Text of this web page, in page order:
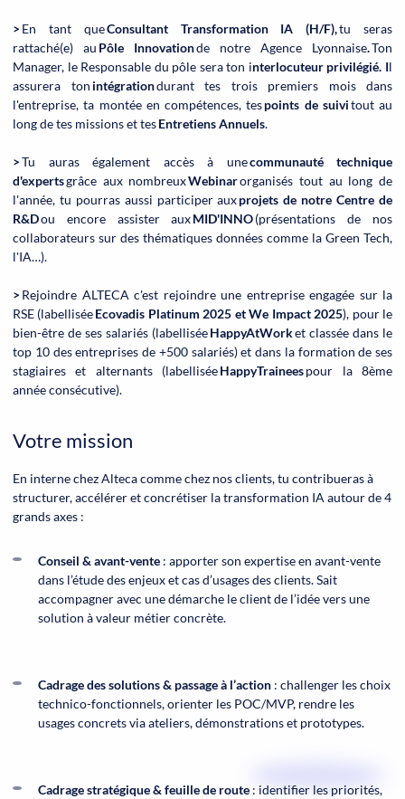
>En tant queConsultant Transformation IA (H/F),tu seras
rattaché(e) au Pôle Innovationde notre Agence Lyonnaise.Ton
Manager, le Responsable du pôle sera ton interlocuteur privilégié. Il
assurera ton intégrationdurant tes trois premiers mois dans
l'entreprise, ta montée en compétences, tespoints de suivitout au
long de tes missions et tesEntretiens Annuels.
>Tu auras également accès à unecommunauté technique
d'expertsgrâce aux nombreuxWebinarorganisés tout au long de
l'année, tu pourras aussi participer auxprojets de notre Centre de
R&Dou encore assister auxMID'INNO(présentations de nos
collaborateurs sur des thématiques données comme la Green Tech,
l'IA…).
> Rejoindre ALTECA c'est rejoindre une entreprise engagée sur la
RSE (labelliséeEcovadis Platinum 2025 et We Impact 2025), pour le
bien-être de ses salariés (labelliséeHappyAtWorket classée dans le
top 10 des entreprises de +500 salariés) et dans la formation de ses
stagiaires et alternants (labelliséeHappyTraineespour la 8ème
année consécutive).
Votre mission
En interne chez Alteca comme chez nos clients, tu contribueras à
structurer, accélérer et concrétiser la transformation IA autour de 4
grands axes :
Conseil & avant-vente : apporter son expertise en avant-vente
dans l’étude des enjeux et cas d’usages des clients. Sait
accompagner avec une démarche le client de l’idée vers une
solution à valeur métier concrète.
Cadrage des solutions & passage à l’action : challenger les choix
technico-fonctionnels, orienter les POC/MVP, rendre les
usages concrets via ateliers, démonstrations et prototypes.
Cadrage stratégique & feuille de route : identifier les priorités,